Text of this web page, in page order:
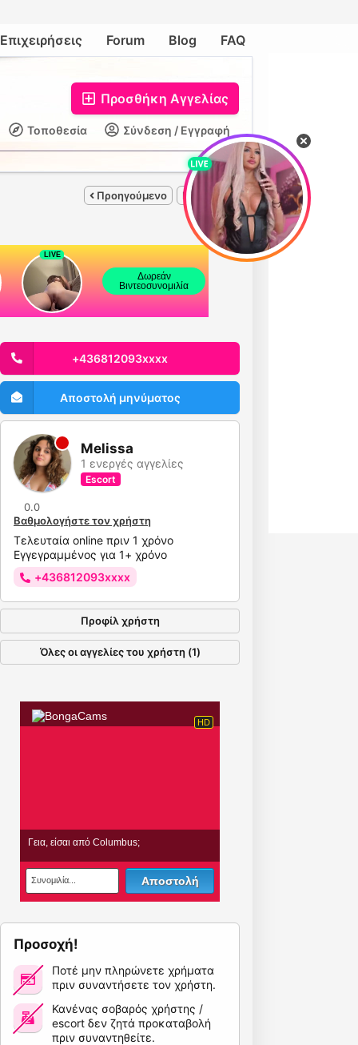
Επιχειρήσεις Forum Blog FAQ
Προσθήκη Αγγελίας
Σύνδεση / Εγγραφή
Τοποθεσία
Προηγούμενο Επόμενο
+436812093xxxx
Αποστολή μηνύματος
Melissa
1 ενεργές αγγελίες
Escort
0.0
Βαθμολογήστε τον χρήστη
Τελευταία online πριν 1 χρόνο
Εγγεγραμμένος για 1+ χρόνο
+436812093xxxx
Προφίλ χρήστη
Όλες οι αγγελίες του χρήστη (1)
Προσοχή!
Ποτέ μην πληρώνετε χρήματα
πριν συναντήσετε τον χρήστη.
Κανένας σοβαρός χρήστης /
escort δεν ζητά προκαταβολή
πριν συναντηθείτε.